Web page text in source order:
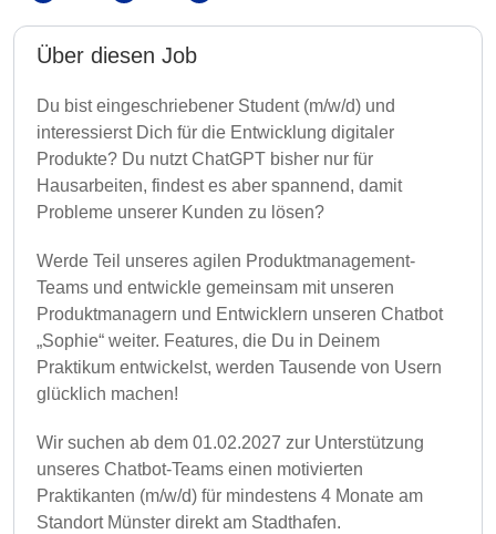
Über diesen Job
Du bist eingeschriebener Student (m/w/d) und
interessierst Dich für die Entwicklung digitaler
Produkte? Du nutzt ChatGPT bisher nur für
Hausarbeiten, findest es aber spannend, damit
Probleme unserer Kunden zu lösen?
Werde Teil unseres agilen Produktmanagement-
Teams und entwickle gemeinsam mit unseren
Produktmanagern und Entwicklern unseren Chatbot
„Sophie“ weiter. Features, die Du in Deinem
Praktikum entwickelst, werden Tausende von Usern
glücklich machen!
Wir suchen ab dem 01.02.2027 zur Unterstützung
unseres Chatbot-Teams einen motivierten
Praktikanten (m/w/d) für mindestens 4 Monate am
Standort Münster direkt am Stadthafen.